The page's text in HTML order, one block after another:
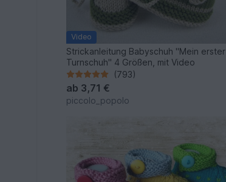
Video
Strickanleitung Babyschuh "Mein erster
Turnschuh" 4 Größen, mit Video
(793)
ab 3,71 €
piccolo_popolo